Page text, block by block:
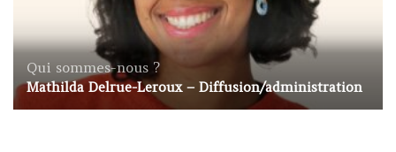
Qui sommes-nous ?
Mathilda Delrue-Leroux – Diffusion/administration